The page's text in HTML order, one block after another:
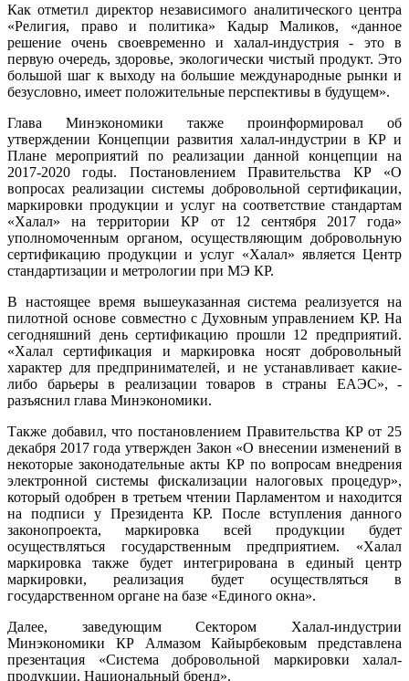
Как отметил директор независимого аналитического центра
«Религия, право и политика» Кадыр Маликов, «данное
решение очень своевременно и халал-индустрия - это в
первую очередь, здоровье, экологически чистый продукт. Это
большой шаг к выходу на большие международные рынки и
безусловно, имеет положительные перспективы в будущем».
Глава Минэкономики также проинформировал об
утверждении Концепции развития халал-индустрии в КР и
Плане мероприятий по реализации данной концепции на
2017-2020 годы. Постановлением Правительства КР «О
вопросах реализации системы добровольной сертификации,
маркировки продукции и услуг на соответствие стандартам
«Халал» на территории КР от 12 сентября 2017 года»
уполномоченным органом, осуществляющим добровольную
сертификацию продукции и услуг «Халал» является Центр
стандартизации и метрологии при МЭ КР.
В настоящее время вышеуказанная система реализуется на
пилотной основе совместно с Духовным управлением КР. На
сегодняшний день сертификацию прошли 12 предприятий.
«Халал сертификация и маркировка носят добровольный
характер для предпринимателей, и не устанавливает какие-
либо барьеры в реализации товаров в страны ЕАЭС», -
разъяснил глава Минэкономики.
Также добавил, что постановлением Правительства КР от 25
декабря 2017 года утвержден Закон «О внесении изменений в
некоторые законодательные акты КР по вопросам внедрения
электронной системы фискализации налоговых процедур»,
который одобрен в третьем чтении Парламентом и находится
на подписи у Президента КР. После вступления данного
законопроекта, маркировка всей продукции будет
осуществляться государственным предприятием. «Халал
маркировка также будет интегрирована в единый центр
маркировки, реализация будет осуществляться в
государственном органе на базе «Единого окна».
Далее, заведующим Сектором Халал-индустрии
Минэкономики КР Алмазом Кайырбековым представлена
презентация «Система добровольной маркировки халал-
продукции. Национальный бренд».